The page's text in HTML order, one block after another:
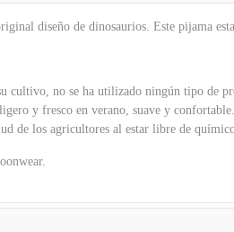
diseño de dinosaurios. Este pijama
cultivo, no se ha utilizado ningún tipo de
y fresco en verano, suave y
de los agricultores al estar libre de